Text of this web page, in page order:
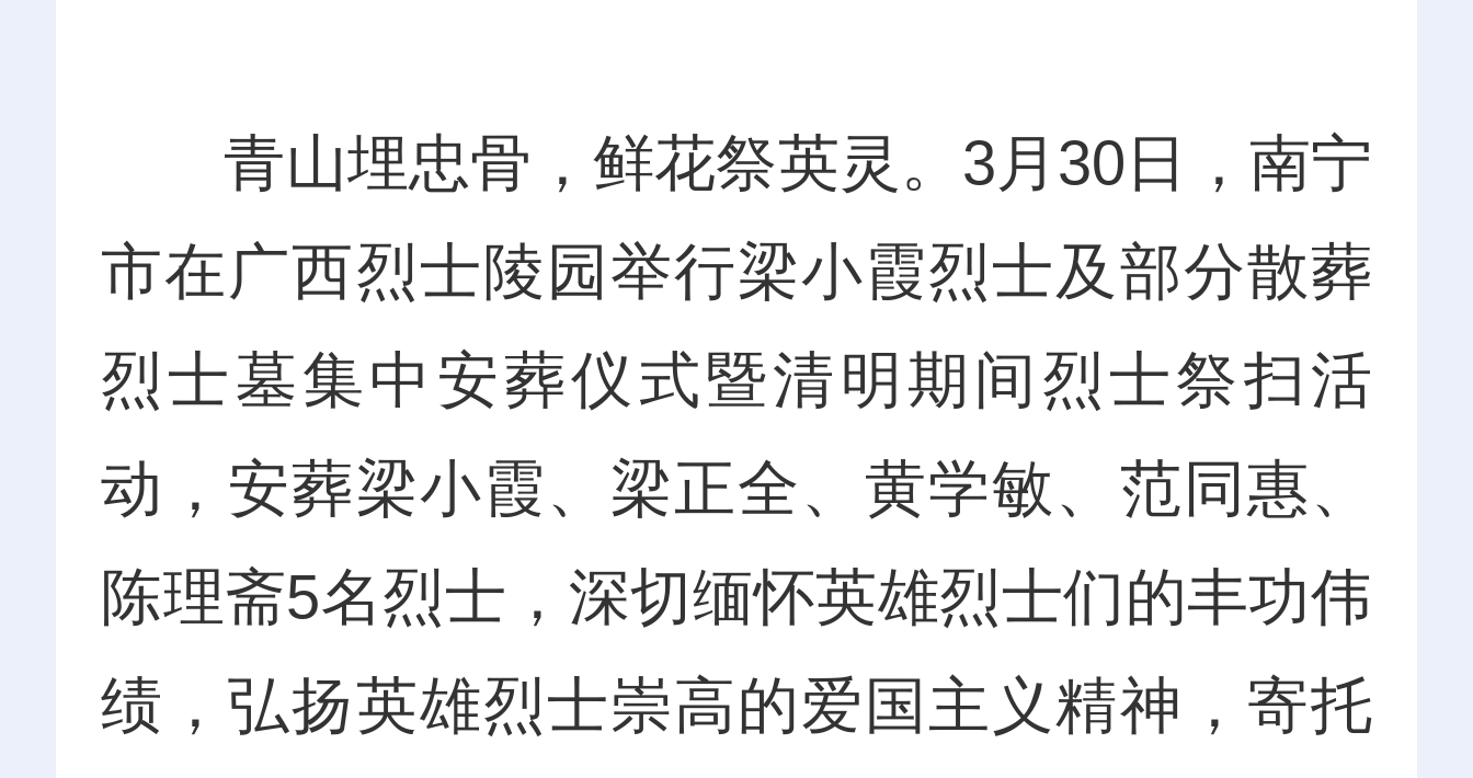
青山埋忠骨，鲜花祭英灵。3月30日，南宁
市在广西烈士陵园举行梁小霞烈士及部分散葬
烈士墓集中安葬仪式暨清明期间烈士祭扫活
动，安葬梁小霞、梁正全、黄学敏、范同惠、
陈理斋5名烈士，深切缅怀英雄烈士们的丰功伟
绩，弘扬英雄烈士崇高的爱国主义精神，寄托